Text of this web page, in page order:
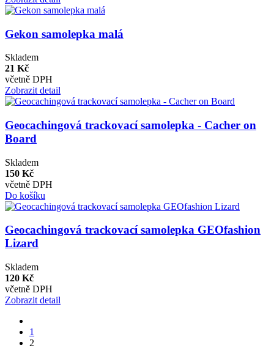
Gekon samolepka malá
Skladem
21 Kč
včetně DPH
Zobrazit detail
Geocachingová trackovací samolepka - Cacher on
Board
Skladem
150 Kč
včetně DPH
Do košíku
Geocachingová trackovací samolepka GEOfashion
Lizard
Skladem
120 Kč
včetně DPH
Zobrazit detail
1
2